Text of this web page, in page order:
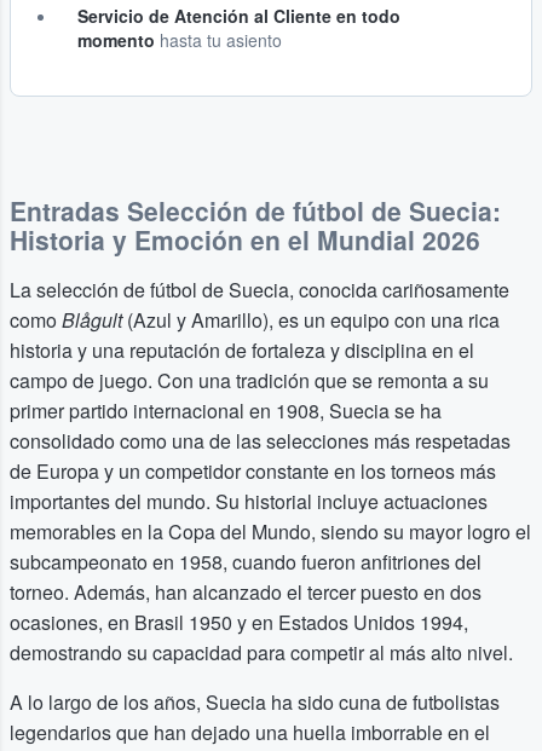
Servicio de Atención al Cliente en todo
momento hasta tu asiento
Entradas Selección de fútbol de Suecia:
Historia y Emoción en el Mundial 2026
La selección de fútbol de Suecia, conocida cariñosamente
comoBlågult(Azul y Amarillo), es un equipo con una rica
historia y una reputación de fortaleza y disciplina en el
campo de juego. Con una tradición que se remonta a su
primer partido internacional en 1908, Suecia se ha
consolidado como una de las selecciones más respetadas
de Europa y un competidor constante en los torneos más
importantes del mundo. Su historial incluye actuaciones
memorables en la Copa del Mundo, siendo su mayor logro el
subcampeonato en 1958, cuando fueron anfitriones del
torneo. Además, han alcanzado el tercer puesto en dos
ocasiones, en Brasil 1950 y en Estados Unidos 1994,
demostrando su capacidad para competir al más alto nivel.
A lo largo de los años, Suecia ha sido cuna de futbolistas
legendarios que han dejado una huella imborrable en el